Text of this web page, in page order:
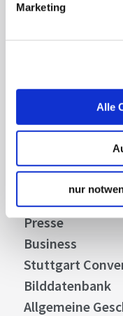
Marketing
Alle
nur
Mit unserem
Highlights und
Stellenangebote
Presse
Business
Stuttgart
Bilddatenbank
Allgemeine